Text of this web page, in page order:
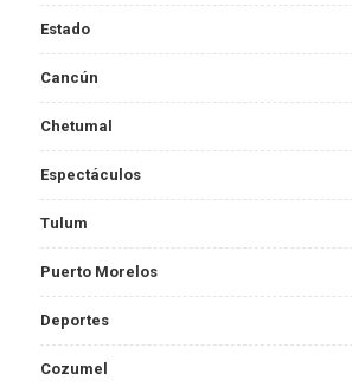
Estado
Cancún
Chetumal
Espectáculos
Tulum
Puerto Morelos
Deportes
Cozumel